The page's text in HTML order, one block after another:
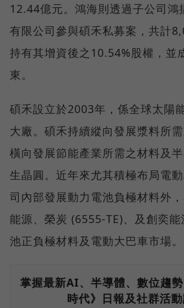
12.44億元。鴻海則透過子公司鴻
有限公司參與碩禾私募案，共計
持有其增資後之10.54%股權，並
東。
碩禾設立於2003年，係全球太陽
大廠。碩禾持續縱向發展漿料所需
橫向發展節能產業所需之材料及
生晶圓。近年來尤其積極布局電
司內部發展動力電池負極材料外
能源、榮炭 (6555-TE)、及創奕
池正負極材料及電動大巴車市場。
掌握最新AI、半導體、數位趨
時代》日報及社群活